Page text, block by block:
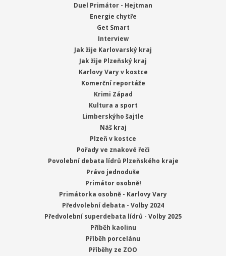
Duel Primátor - Hejtman
Energie chytře
Get Smart
Interview
Jak žije Karlovarský kraj
Jak žije Plzeňský kraj
Karlovy Vary v kostce
Komerční reportáže
Krimi Západ
Kultura a sport
Limberskýho šajtle
Náš kraj
Plzeň v kostce
Pořady ve znakové řeči
Povolební debata lídrů Plzeňského kraje
Právo jednoduše
Primátor osobně!
Primátorka osobně - Karlovy Vary
Předvolební debata - Volby 2024
Předvolební superdebata lídrů - Volby 2025
Příběh kaolinu
Příběh porcelánu
Příběhy ze ZOO